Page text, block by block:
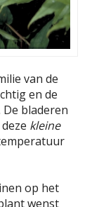
van de
en de
bladeren
kleine
op het
wenst